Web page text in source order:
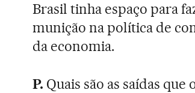
Brasil tinha espaço para
munição na política de
da economia.
P. Quais são as saídas